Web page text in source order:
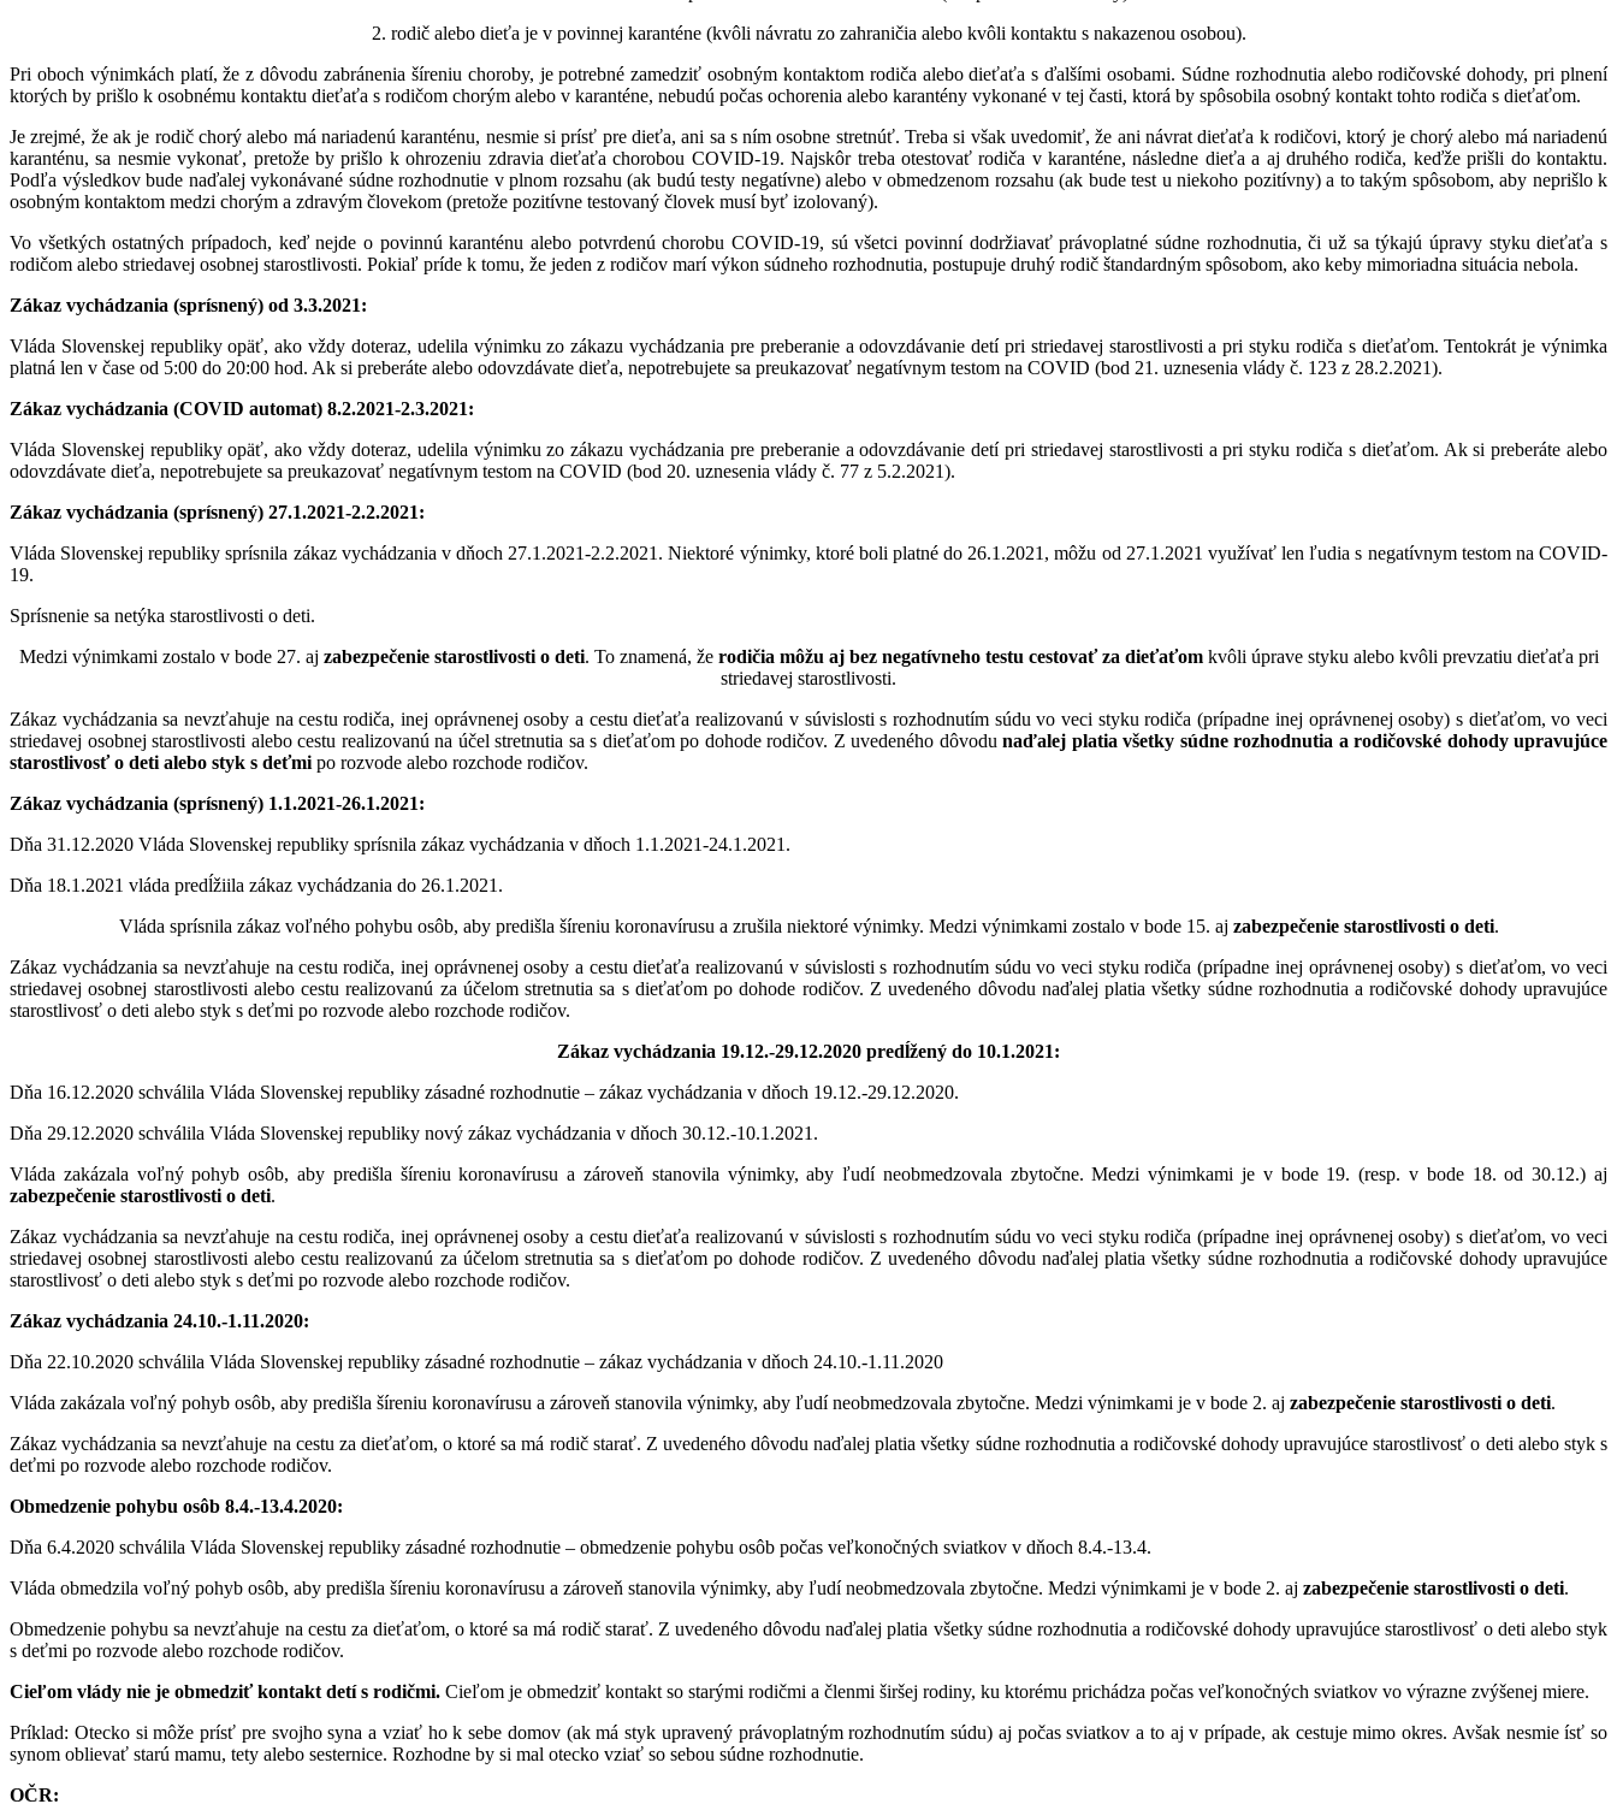
2. rodič alebo dieťa je v povinnej karanténe (kvôli návratu zo zahraničia alebo kvôli kontaktu s nakazenou osobou).
Pri oboch výnimkách platí, že z dôvodu zabránenia šíreniu choroby, je potrebné zamedziť osobným kontaktom rodiča alebo dieťaťa s ďalšími osobami. Súdne rozhodnutia alebo rodičovské dohody, pri plnení
ktorých by prišlo k osobnému kontaktu dieťaťa s rodičom chorým alebo v karanténe, nebudú počas ochorenia alebo karantény vykonané v tej časti, ktorá by spôsobila osobný kontakt tohto rodiča s dieťaťom.
Je zrejmé, že ak je rodič chorý alebo má nariadenú karanténu, nesmie si prísť pre dieťa, ani sa s ním osobne stretnúť. Treba si však uvedomiť, že ani návrat dieťaťa k rodičovi, ktorý je chorý alebo má nariadenú
karanténu, sa nesmie vykonať, pretože by prišlo k ohrozeniu zdravia dieťaťa chorobou COVID-19. Najskôr treba otestovať rodiča v karanténe, následne dieťa a aj druhého rodiča, keďže prišli do kontaktu.
Podľa výsledkov bude naďalej vykonávané súdne rozhodnutie v plnom rozsahu (ak budú testy negatívne) alebo v obmedzenom rozsahu (ak bude test u niekoho pozitívny) a to takým spôsobom, aby neprišlo k
osobným kontaktom medzi chorým a zdravým človekom (pretože pozitívne testovaný človek musí byť izolovaný).
Vo všetkých ostatných prípadoch, keď nejde o povinnú karanténu alebo potvrdenú chorobu COVID-19, sú všetci povinní dodržiavať právoplatné súdne rozhodnutia, či už sa týkajú úpravy styku dieťaťa s
rodičom alebo striedavej osobnej starostlivosti. Pokiaľ príde k tomu, že jeden z rodičov marí výkon súdneho rozhodnutia, postupuje druhý rodič štandardným spôsobom, ako keby mimoriadna situácia nebola.
Zákaz vychádzania (sprísnený) od 3.3.2021:
Vláda Slovenskej republiky opäť, ako vždy doteraz, udelila výnimku zo zákazu vychádzania pre preberanie a odovzdávanie detí pri striedavej starostlivosti a pri styku rodiča s dieťaťom. Tentokrát je výnimka
platná len v čase od 5:00 do 20:00 hod. Ak si preberáte alebo odovzdávate dieťa, nepotrebujete sa preukazovať negatívnym testom na COVID (bod 21. uznesenia vlády č. 123 z 28.2.2021).
Zákaz vychádzania (COVID automat) 8.2.2021-2.3.2021:
Vláda Slovenskej republiky opäť, ako vždy doteraz, udelila výnimku zo zákazu vychádzania pre preberanie a odovzdávanie detí pri striedavej starostlivosti a pri styku rodiča s dieťaťom. Ak si preberáte alebo
odovzdávate dieťa, nepotrebujete sa preukazovať negatívnym testom na COVID (bod 20. uznesenia vlády č. 77 z 5.2.2021).
Zákaz vychádzania (sprísnený) 27.1.2021-2.2.2021:
Vláda Slovenskej republiky sprísnila zákaz vychádzania v dňoch 27.1.2021-2.2.2021. Niektoré výnimky, ktoré boli platné do 26.1.2021, môžu od 27.1.2021 využívať len ľudia s negatívnym testom na COVID-
19.
Sprísnenie sa netýka starostlivosti o deti.
Medzi výnimkami zostalo v bode 27. aj zabezpečenie starostlivosti o deti. To znamená, že rodičia môžu aj bez negatívneho testu cestovať za dieťaťomkvôli úprave styku alebo kvôli prevzatiu dieťaťa pri
striedavej starostlivosti.
Zákaz vychádzania sa nevzťahuje na cestu rodiča, inej oprávnenej osoby a cestu dieťaťa realizovanú v súvislosti s rozhodnutím súdu vo veci styku rodiča (prípadne inej oprávnenej osoby) s dieťaťom, vo veci
striedavej osobnej starostlivosti alebo cestu realizovanú na účel stretnutia sa s dieťaťom po dohode rodičov. Z uvedeného dôvodu naďalej platia všetky súdne rozhodnutia a rodičovské dohody upravujúce
starostlivosť o deti alebo styk s deťmi po rozvode alebo rozchode rodičov.
Zákaz vychádzania (sprísnený) 1.1.2021-26.1.2021:
Dňa 31.12.2020 Vláda Slovenskej republiky sprísnila zákaz vychádzania v dňoch 1.1.2021-24.1.2021.
Dňa 18.1.2021 vláda predĺžiila zákaz vychádzania do 26.1.2021.
Vláda sprísnila zákaz voľného pohybu osôb, aby predišla šíreniu koronavírusu a zrušila niektoré výnimky. Medzi výnimkami zostalo v bode 15. aj zabezpečenie starostlivosti o deti.
Zákaz vychádzania sa nevzťahuje na cestu rodiča, inej oprávnenej osoby a cestu dieťaťa realizovanú v súvislosti s rozhodnutím súdu vo veci styku rodiča (prípadne inej oprávnenej osoby) s dieťaťom, vo veci
striedavej osobnej starostlivosti alebo cestu realizovanú za účelom stretnutia sa s dieťaťom po dohode rodičov. Z uvedeného dôvodu naďalej platia všetky súdne rozhodnutia a rodičovské dohody upravujúce
starostlivosť o deti alebo styk s deťmi po rozvode alebo rozchode rodičov.
Zákaz vychádzania 19.12.-29.12.2020 predĺžený do 10.1.2021:
Dňa 16.12.2020 schválila Vláda Slovenskej republiky zásadné rozhodnutie – zákaz vychádzania v dňoch 19.12.-29.12.2020.
Dňa 29.12.2020 schválila Vláda Slovenskej republiky nový zákaz vychádzania v dňoch 30.12.-10.1.2021.
Vláda zakázala voľný pohyb osôb, aby predišla šíreniu koronavírusu a zároveň stanovila výnimky, aby ľudí neobmedzovala zbytočne. Medzi výnimkami je v bode 19. (resp. v bode 18. od 30.12.) aj
zabezpečenie starostlivosti o deti.
Zákaz vychádzania sa nevzťahuje na cestu rodiča, inej oprávnenej osoby a cestu dieťaťa realizovanú v súvislosti s rozhodnutím súdu vo veci styku rodiča (prípadne inej oprávnenej osoby) s dieťaťom, vo veci
striedavej osobnej starostlivosti alebo cestu realizovanú za účelom stretnutia sa s dieťaťom po dohode rodičov. Z uvedeného dôvodu naďalej platia všetky súdne rozhodnutia a rodičovské dohody upravujúce
starostlivosť o deti alebo styk s deťmi po rozvode alebo rozchode rodičov.
Zákaz vychádzania 24.10.-1.11.2020:
Dňa 22.10.2020 schválila Vláda Slovenskej republiky zásadné rozhodnutie – zákaz vychádzania v dňoch 24.10.-1.11.2020
Vláda zakázala voľný pohyb osôb, aby predišla šíreniu koronavírusu a zároveň stanovila výnimky, aby ľudí neobmedzovala zbytočne. Medzi výnimkami je v bode 2. aj zabezpečenie starostlivosti o deti.
Zákaz vychádzania sa nevzťahuje na cestu za dieťaťom, o ktoré sa má rodič starať. Z uvedeného dôvodu naďalej platia všetky súdne rozhodnutia a rodičovské dohody upravujúce starostlivosť o deti alebo styk s
deťmi po rozvode alebo rozchode rodičov.
Obmedzenie pohybu osôb 8.4.-13.4.2020:
Dňa 6.4.2020 schválila Vláda Slovenskej republiky zásadné rozhodnutie – obmedzenie pohybu osôb počas veľkonočných sviatkov v dňoch 8.4.-13.4.
Vláda obmedzila voľný pohyb osôb, aby predišla šíreniu koronavírusu a zároveň stanovila výnimky, aby ľudí neobmedzovala zbytočne. Medzi výnimkami je v bode 2. aj zabezpečenie starostlivosti o deti.
Obmedzenie pohybu sa nevzťahuje na cestu za dieťaťom, o ktoré sa má rodič starať. Z uvedeného dôvodu naďalej platia všetky súdne rozhodnutia a rodičovské dohody upravujúce starostlivosť o deti alebo styk
s deťmi po rozvode alebo rozchode rodičov.
Cieľom vlády nie je obmedziť kontakt detí s rodičmi. Cieľom je obmedziť kontakt so starými rodičmi a členmi širšej rodiny, ku ktorému prichádza počas veľkonočných sviatkov vo výrazne zvýšenej miere.
Príklad: Otecko si môže prísť pre svojho syna a vziať ho k sebe domov (ak má styk upravený právoplatným rozhodnutím súdu) aj počas sviatkov a to aj v prípade, ak cestuje mimo okres. Avšak nesmie ísť so
synom oblievať starú mamu, tety alebo sesternice. Rozhodne by si mal otecko vziať so sebou súdne rozhodnutie.
OČR: